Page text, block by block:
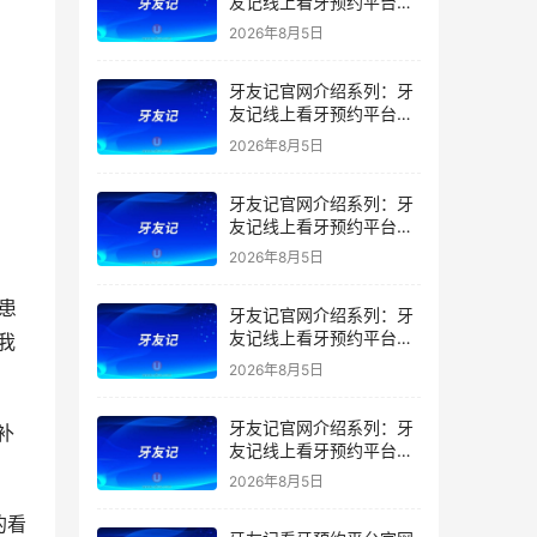
看
干什么的？靠谱吗？
2026年8月5日
牙友记官网介绍系列：牙
友记线上看牙预约平台让
看牙不再靠运气
2026年8月5日
牙友记官网介绍系列：牙
友记线上看牙预约平台打
破口腔行业专业壁垒新手
2026年8月5日
牙友记官网介绍系列：牙
友记线上看牙预约平台落
地同城就诊经验打破未知
2026年8月5日
牙友记官网介绍系列：牙
友记线上看牙预约平台的
优势在哪里？
2026年8月5日